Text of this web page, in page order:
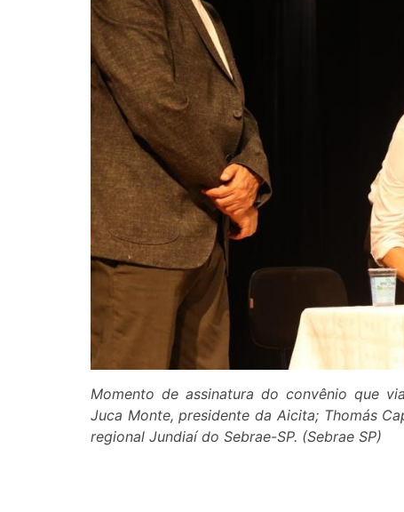
Momento de assinatura do convênio que
Juca Monte, presidente da Aicita; Thomás
regional Jundiaí do Sebrae-SP. (Sebrae SP)